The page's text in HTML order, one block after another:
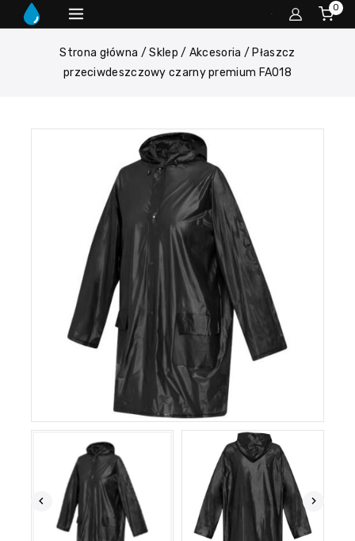
0
Strona główna / Sklep / Akcesoria / Płaszcz
przeciwdeszczowy czarny premium FA018